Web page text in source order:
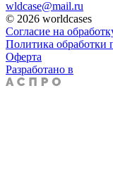
wldcase@mail.ru
© 2026 worldcases
Согласие на
Политика обработки
Оферта
Разработано в